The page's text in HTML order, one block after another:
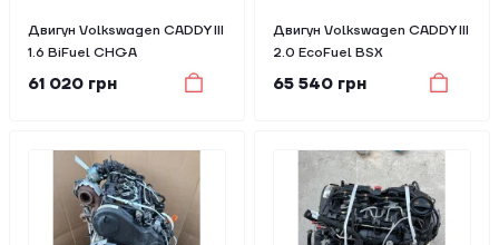
Двигун Volkswagen CADDY III
1.6 BiFuel CHGA
61 020 грн
Двигун Volkswagen CADDY III
2.0 EcoFuel BSX
65 540 грн